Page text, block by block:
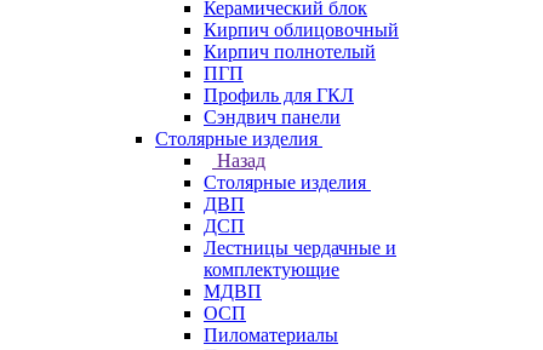
Керамический блок
Кирпич облицовочный
Кирпич полнотелый
ПГП
Профиль для ГКЛ
Сэндвич панели
Столярные изделия
Назад
Столярные изделия
ДВП
ДСП
Лестницы чердачные и
комплектующие
МДВП
ОСП
Пиломатериалы